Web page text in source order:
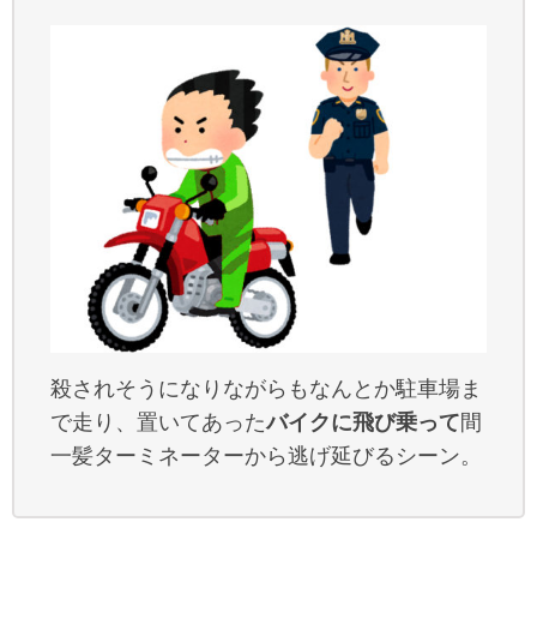
殺されそうになりながらもなんとか駐車場ま
で走り、置いてあったバイクに飛び乗って間
一髪ターミネーターから逃げ延びるシーン。